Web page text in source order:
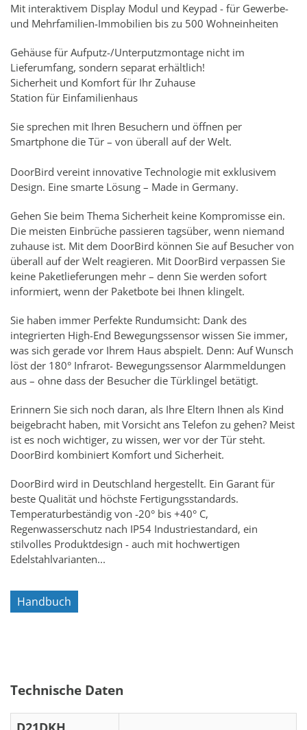
Mit interaktivem Display Modul und Keypad - für Gewerbe-
und Mehrfamilien-Immobilien bis zu 500 Wohneinheiten
Gehäuse für Aufputz-/Unterputzmontage nicht im
Lieferumfang, sondern separat erhältlich!
Sicherheit und Komfort für Ihr Zuhause
Station für Einfamilienhaus
Sie sprechen mit Ihren Besuchern und öffnen per
Smartphone die Tür – von überall auf der Welt.
DoorBird vereint innovative Technologie mit exklusivem
Design. Eine smarte Lösung – Made in Germany.
Gehen Sie beim Thema Sicherheit keine Kompromisse ein.
Die meisten Einbrüche passieren tagsüber, wenn niemand
zuhause ist. Mit dem DoorBird können Sie auf Besucher von
überall auf der Welt reagieren. Mit DoorBird verpassen Sie
keine Paketlieferungen mehr – denn Sie werden sofort
informiert, wenn der Paketbote bei Ihnen klingelt.
Sie haben immer Perfekte Rundumsicht: Dank des
integrierten High-End Bewegungssensor wissen Sie immer,
was sich gerade vor Ihrem Haus abspielt. Denn: Auf Wunsch
löst der 180° Infrarot- Bewegungssensor Alarmmeldungen
aus – ohne dass der Besucher die Türklingel betätigt.
Erinnern Sie sich noch daran, als Ihre Eltern Ihnen als Kind
beigebracht haben, mit Vorsicht ans Telefon zu gehen? Meist
ist es noch wichtiger, zu wissen, wer vor der Tür steht.
DoorBird kombiniert Komfort und Sicherheit.
DoorBird wird in Deutschland hergestellt. Ein Garant für
beste Qualität und höchste Fertigungsstandards.
Temperaturbeständig von -20° bis +40° C,
Regenwasserschutz nach IP54 Industriestandard, ein
stilvolles Produktdesign - auch mit hochwertigen
Edelstahlvarianten...
Handbuch
Technische Daten